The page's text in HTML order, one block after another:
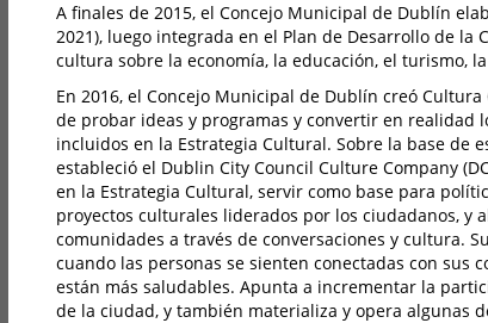
A finales de 2015, el Concejo Municipal de Dublín
2021), luego integrada en el Plan de Desarrollo de la
cultura sobre la economía, la educación, el turismo,
En 2016, el Concejo Municipal de Dublín creó
de probar ideas y programas y convertir en realidad
incluidos en la Estrategia Cultural. Sobre la base de
estableció el Dublin City Council Culture Company
en la Estrategia Cultural, servir como base para
proyectos culturales liderados por los ciudadanos, y
comunidades a través de conversaciones y cultura.
cuando las personas se sienten conectadas con sus
están más saludables. Apunta a incrementar la
de la ciudad, y también materializa y opera algunas